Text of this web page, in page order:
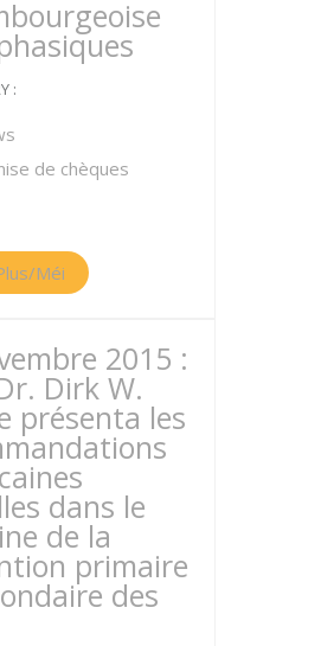
:
de chèques
Méi
2015 :
Dirk W.
présenta les
dans le
de la
primaire
des